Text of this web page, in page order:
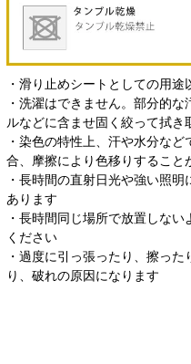
・滑り止めシートとしての用
・洗濯はできません。部分的
ルなどに含ませ固く絞って拭き
・染色の特性上、汗や水分な
合、摩擦により色移りするこ
・長時間の直射日光や強い照
あります
・長時間同じ場所で放置しな
ください
・過度に引っ張ったり、擦っ
り、破れの原因になります